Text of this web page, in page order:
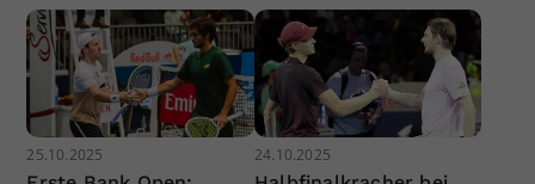
25.10.2025 24.10.2025